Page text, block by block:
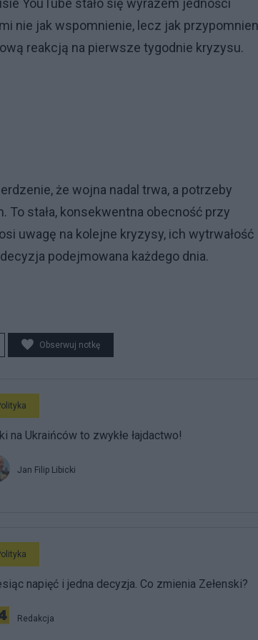
YouTube stało się wyrazem jedności
nie jak wspomnienie, lecz jak
reakcją na pierwsze tygodnie kryzysu.
że wojna nadal trwa, a potrzeby
stała, konsekwentna obecność przy
uwagę na kolejne kryzysy, ich wytrwałość
podejmowana każdego dnia.
Obserwuj notkę
na Ukraińców to zwykłe łajdactwo!
Jan Filip Libicki
napięć i jedna decyzja. Co zmienia Zełenski?
Redakcja